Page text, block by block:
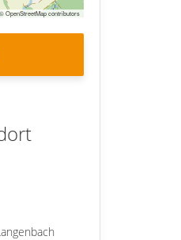
© OpenStreetMap contributors